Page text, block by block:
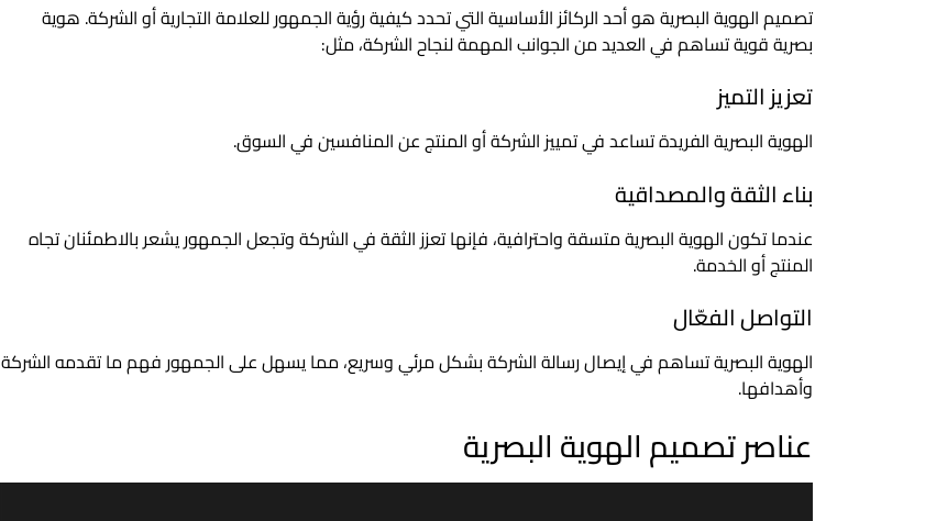
تصميم الهوية البصرية هو أحد الركائز الأساسية التي تحدد كيفية رؤية الجمهور للعلامة التجارية أو الشركة. هوية
بصرية قوية تساهم في العديد من الجوانب المهمة لنجاح الشركة، مثل:
تعزيز التميز
الهوية البصرية الفريدة تساعد في تمييز الشركة أو المنتج عن المنافسين في السوق.
بناء الثقة والمصداقية
عندما تكون الهوية البصرية متسقة واحترافية، فإنها تعزز الثقة في الشركة وتجعل الجمهور يشعر بالاطمئنان تجاه
المنتج أو الخدمة.
التواصل الفعّال
الهوية البصرية تساهم في إيصال رسالة الشركة بشكل مرئي وسريع، مما يسهل على الجمهور فهم ما تقدمه الشركة
وأهدافها.
عناصر تصميم الهوية البصرية